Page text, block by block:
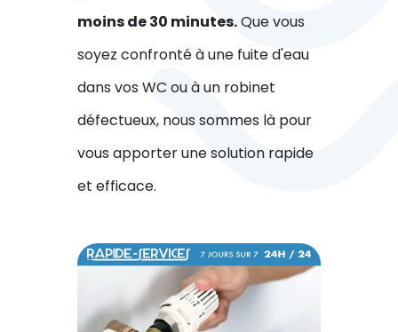
moins de 30 minutes.Que vous
soyez confronté à une fuite d'eau
dans vos WC ou à un robinet
défectueux, nous sommes là pour
vous apporter une solution rapide
et efficace.